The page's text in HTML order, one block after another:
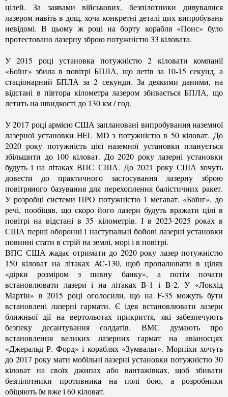
цілей. За заявами військових, безпілотники дивувалися
лазером навіть в дощ, хоча конкретні деталі цих випробувань
невідомі. В цьому ж році на борту корабля «Понс» було
протестовано лазерну зброю потужністю 33 кіловата.
У 2015 році установка потужністю 2 кіловати компанії
«Боїнг» збила в повітрі БПЛА, що летів за 10-15 секунд, а
стаціонарний БПЛА за 2 секунди. За деякими даними, на
відстані в півтора кілометра лазером збивається БПЛА, що
летить на швидкості до 130 км / год.
У 2017 році армією США заплановані випробування наземної
лазерної установки HEL MD з потужністю в 50 кіловат. До
2020 року потужність цієї наземної установки планується
збільшити до 100 кіловат. До 2020 року лазерні установки
будуть і на літаках ВПС США. До 2021 року США хочуть
довести до практичного застосування лазерну зброю
повітряного базування для перехоплення балістичних ракет.
У розробці системи ПРО потужністю 1 мегават. «Боїнг», до
речі, пообіцяв, що скоро його лазери будуть вражати цілі в
повітрі на відстані в 35 кілометрів. І в 2023-2025 роках в
США перші оборонні і наступальні бойові лазерні установки
повинні стати в стрій на землі, морі і в повітрі.
ВПС США жадає отримати до 2020 року лазер потужністю
150 кіловат на літаках AC-130, щоб пропалювати в цілях
«дірки розміром з пивну банку», а потім почати
встановлювати лазери і на літаках B-1 і B-2. У «Локхід
Мартін» в 2015 році оголосили, що на F-35 можуть бути
встановлені лазерні гармати. Є ідея встановлювати лазери
ближньої дії на вертольотах прикриття, які забезпечують
безпеку десантування солдатів. ВМС думають про
встановлення великих лазерних гармат на авіаносцях
«Джеральд Р. Форд» і кораблях «Зумвальт». Морпіхи хочуть
до 2017 року мати мобільні лазерні установки потужністю 30
кіловат на своїх джипах або вантажівках, щоб збивати
безпілотники противника на полі бою, а розробники
обіцяють їм вже і 60 кіловат.